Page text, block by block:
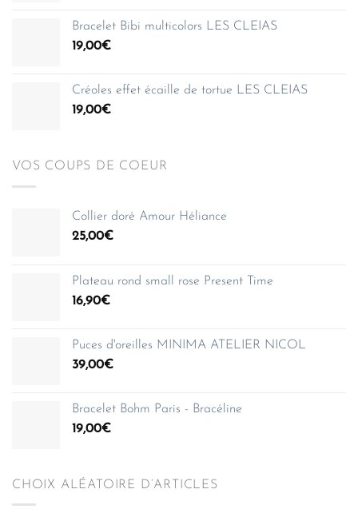
35,00€
Bracelet Bibi multicolors LES CLEIAS
19,00€
Créoles effet écaille de tortue LES CLEIAS
19,00€
VOS COUPS DE COEUR
Collier doré Amour Héliance
25,00€
Plateau rond small rose Present Time
16,90€
Puces d'oreilles MINIMA ATELIER NICOL
39,00€
Bracelet Bohm Paris - Bracéline
19,00€
CHOIX ALÉATOIRE D’ARTICLES